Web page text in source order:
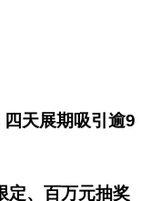
天展期吸引逾9
定、百万元抽奖